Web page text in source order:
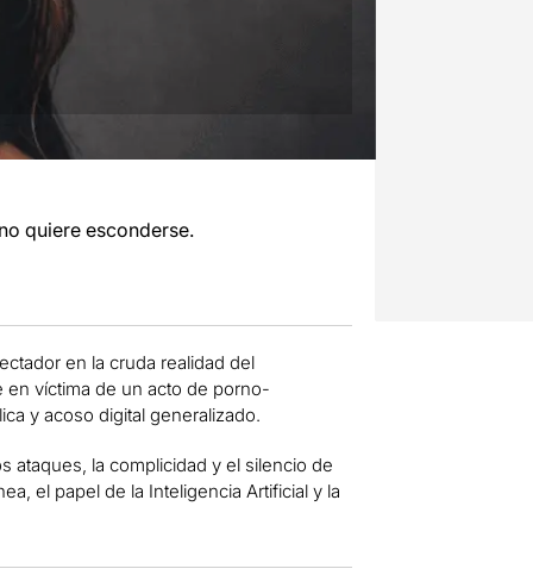
quiere esconderse.
en la cruda realidad del
víctima de un acto de porno-
y acoso digital generalizado.
ataques, la complicidad y el silencio de
el papel de la Inteligencia Artificial y la